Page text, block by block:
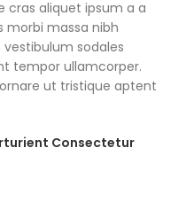
cras aliquet ipsum a a
morbi massa nibh
sodales
tempor ullamcorper.
ut tristique aptent
Consectetur